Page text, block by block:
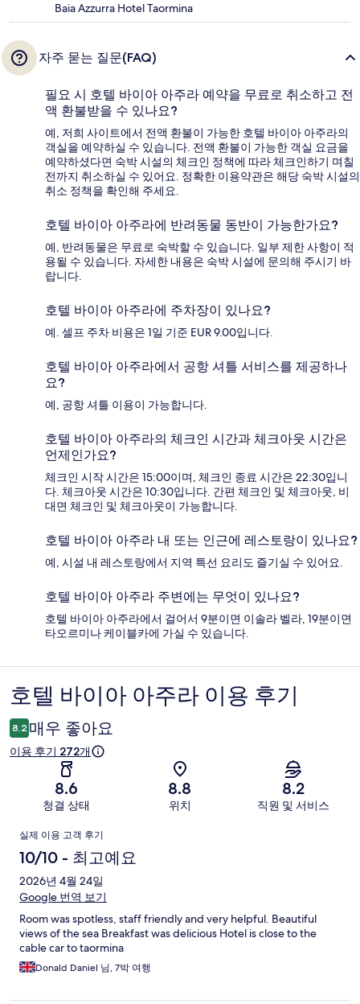
Baia Azzurra Hotel Taormina
자주 묻는 질문(FAQ)
필요 시 호텔 바이아 아주라 예약을 무료로 취소하고 전
액 환불받을 수 있나요?
예, 저희 사이트에서 전액 환불이 가능한 호텔 바이아 아주라의
객실을 예약하실 수 있습니다. 전액 환불이 가능한 객실 요금을
예약하셨다면 숙박 시설의 체크인 정책에 따라 체크인하기 며칠
전까지 취소하실 수 있어요. 정확한 이용약관은 해당 숙박 시설의
취소 정책을 확인해 주세요.
호텔 바이아 아주라에 반려동물 동반이 가능한가요?
예, 반려동물은 무료로 숙박할 수 있습니다. 일부 제한 사항이 적
용될 수 있습니다. 자세한 내용은 숙박 시설에 문의해 주시기 바
랍니다.
호텔 바이아 아주라에 주차장이 있나요?
예. 셀프 주차 비용은 1일 기준 EUR 9.00입니다.
호텔 바이아 아주라에서 공항 셔틀 서비스를 제공하나
요?
예, 공항 셔틀 이용이 가능합니다.
호텔 바이아 아주라의 체크인 시간과 체크아웃 시간은
언제인가요?
체크인 시작 시간은 15:00이며, 체크인 종료 시간은 22:30입니
다. 체크아웃 시간은 10:30입니다. 간편 체크인 및 체크아웃, 비
대면 체크인 및 체크아웃이 가능합니다.
호텔 바이아 아주라 내 또는 인근에 레스토랑이 있나요?
예, 시설 내 레스토랑에서 지역 특선 요리도 즐기실 수 있어요.
호텔 바이아 아주라 주변에는 무엇이 있나요?
호텔 바이아 아주라에서 걸어서 9분이면 이솔라 벨라, 19분이면
타오르미나 케이블카에 가실 수 있습니다.
이
용
후
호텔 바이아 아주라 이용 후기
8.2 매우 좋아요
이용 후기 272개
8.6
청결 상태
8.8
위치
8.2
직원 및 서비스
이
용
후
기
실제 이용 고객 후기
10/10 - 최고예요
2026년 4월 24일
Google 번역 보기
Room was spotless, staff friendly and very helpful. Beautiful
views of the sea Breakfast was delicious Hotel is close to the
cable car to taormina
Donald Daniel 님, 7박 여행